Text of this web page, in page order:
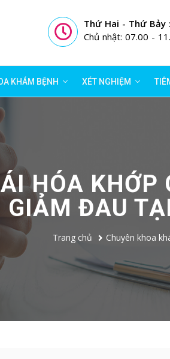
Thứ Hai - Thứ Bảy
Chủ nhật: 07.00 -
KHÁM BỆNH XÉT NGHIỆM
HÓA KHỚP
GIẢM ĐAU
Trang chủ Chuyên khoa